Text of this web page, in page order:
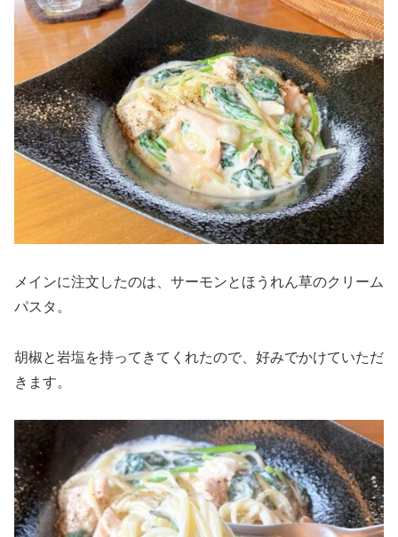
メインに注文したのは、サーモンとほうれん草のクリーム
パスタ。
胡椒と岩塩を持ってきてくれたので、好みでかけていただ
きます。